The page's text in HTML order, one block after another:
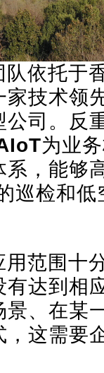
依托于
技术领
司。反
为业
系，能够
巡检和
用范围十
达到相
、在某
这需要